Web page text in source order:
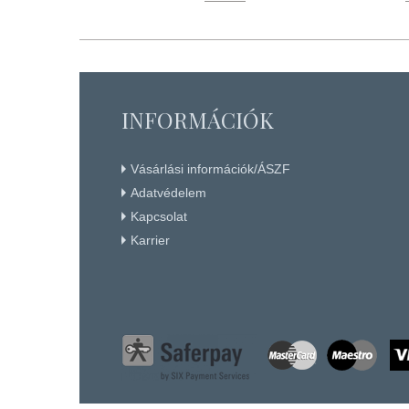
INFORMÁCIÓK
Vásárlási információk/ÁSZF
Adatvédelem
Kapcsolat
Karrier